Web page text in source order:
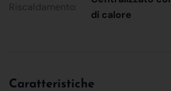
Riscaldamento:
di calore
Caratteristiche